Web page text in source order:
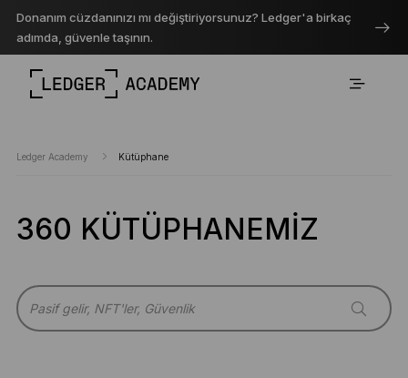
Donanım cüzdanınızı mı değiştiriyorsunuz? Ledger'a birkaç
adımda, güvenle taşının.
Ledger Academy Kütüphane
360 KÜTÜPHANEMIZ